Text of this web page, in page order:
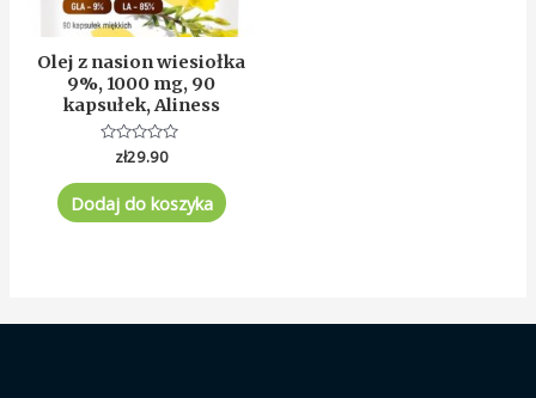
Olej z nasion wiesiołka
9%, 1000 mg, 90
kapsułek, Aliness
Oceniono
na
5
zł29.90
Dodaj do koszyka